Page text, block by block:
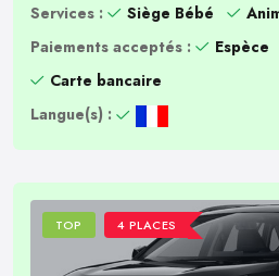
Services : Siège Bébé
Paiements acceptés :
Espèce
Carte bancaire
Langue(s) :
TOP 4 PLACES